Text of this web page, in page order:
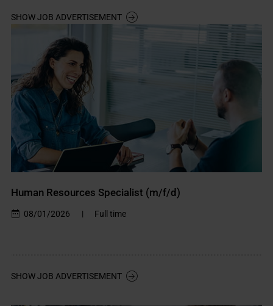
SHOW JOB ADVERTISEMENT
Human Resources Specialist (m/f/d)
08/01/2026 | Full time
SHOW JOB ADVERTISEMENT